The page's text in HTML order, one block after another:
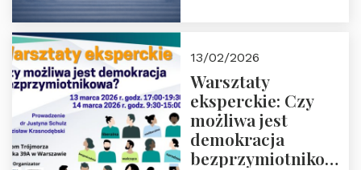
13/02/2026
Warsztaty
eksperckie: Czy
możliwa jest
demokracja
bezprzymiotnikowa?